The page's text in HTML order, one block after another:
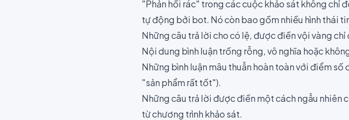
"Phản hồi rác" trong các cuộc khảo sát không chỉ
tự động bởi bot. Nó còn bao gồm nhiều hình thái
Những câu trả lời cho có lệ, được điền vội vàng
Nội dung bình luận trống rỗng, vô nghĩa hoặc
Những bình luận mâu thuẫn hoàn toàn với điểm số
"sản phẩm rất tốt").
Những câu trả lời được điền một cách ngẫu nhiên
từ chương trình khảo sát.